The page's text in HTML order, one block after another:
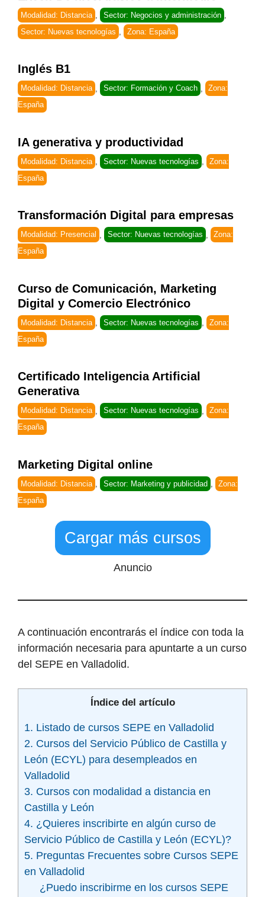
Modalidad: Distancia , Sector: Negocios y administración ,
Sector: Nuevas tecnologías , Zona: España
Inglés B1
Modalidad: Distancia Sector: Formación y Coach
Zona:
España
IA generativa y productividad
Modalidad: Distancia , Sector: Nuevas tecnologías ,
Zona:
España
Transformación Digital para empresas
Modalidad: Presencial Sector: Nuevas tecnologías
Zona:
España
Curso de Comunicación, Marketing
Digital y Comercio Electrónico
Modalidad: Distancia , Sector: Nuevas tecnologías ,
Zona:
España
Certificado Inteligencia Artificial
Generativa
Modalidad: Distancia Sector: Nuevas tecnologías
Zona:
España
Marketing Digital online
Modalidad: Distancia , Sector: Marketing y publicidad ,
Zona:
España
Cargar más cursos
Anuncio
A continuación encontrarás el índice con toda la
información necesaria para apuntarte a un curso
del SEPE en Valladolid.
Índice del artículo
1. Listado de cursos SEPE en Valladolid
2. Cursos del Servicio Público de Castilla y
León (ECYL) para desempleados en
Valladolid
3. Cursos con modalidad a distancia en
Castilla y León
4. ¿Quieres inscribirte en algún curso de
Servicio Público de Castilla y León (ECYL)?
5. Preguntas Frecuentes sobre Cursos SEPE
en Valladolid
¿Puedo inscribirme en los cursos SEPE